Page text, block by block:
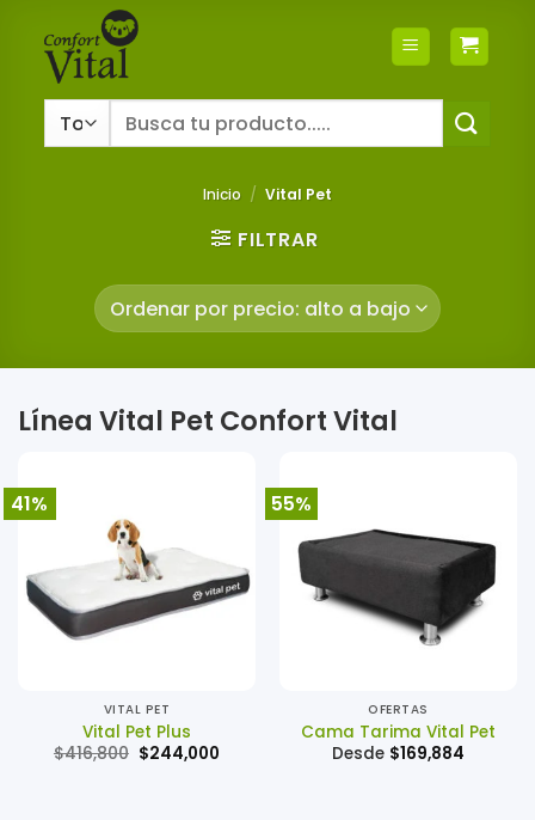
contenido
Buscar
Inicio / Vital Pet
FILTRAR
Línea Vital Pet Confort Vital
41%
VITAL PET
Vital Pet Plus
$416,800 El
precio
$244,000
55%
OFERTAS
Cama Tarima Vital Pet
Desde $169,884